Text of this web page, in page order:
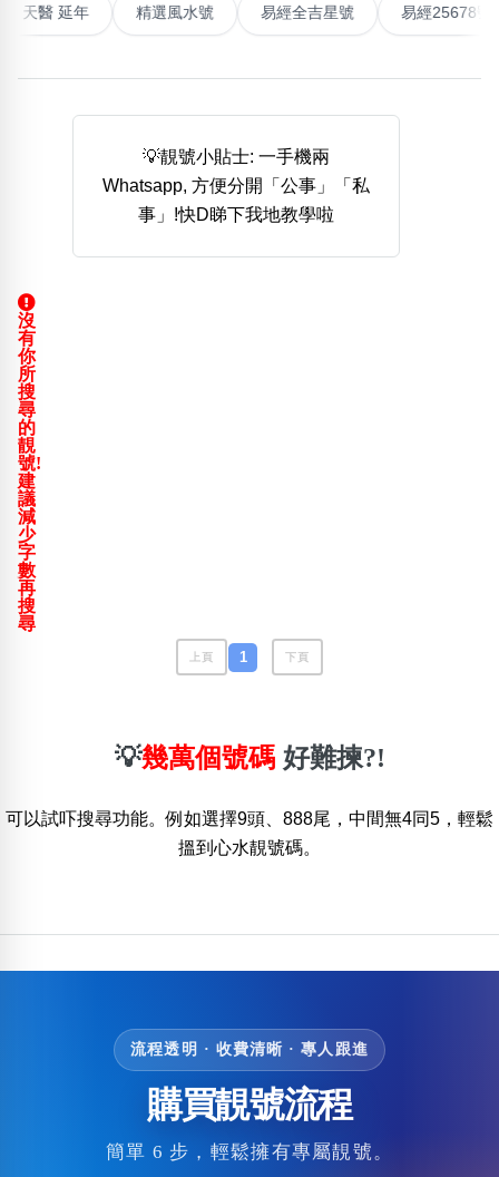
888尾
999尾 777尾 9字頭 6字頭
無4字
5萬以上 生天延 全吉星(全號)
清除全部分類
清除全部分類
能量生氣 天醫 延年 精選風水號 易經全吉星號 易經
💡靚號小貼士: 一手機兩
Whatsapp, 方便分開「公事」「私
事」!快D睇下我地教學啦
沒
有
你
所
搜
尋
的
靚
號!
建
議
減
少
字
數
再
搜
尋
上頁 1 下頁
💡幾萬個號碼 好難揀?!
可以試吓搜尋功能。例如選擇9頭、888尾，中間無4同5，輕鬆
搵到心水靚號碼。
流程透明 · 收費清晰 · 專人跟進
購買靚號流程
簡單 6 步，輕鬆擁有專屬靚號。